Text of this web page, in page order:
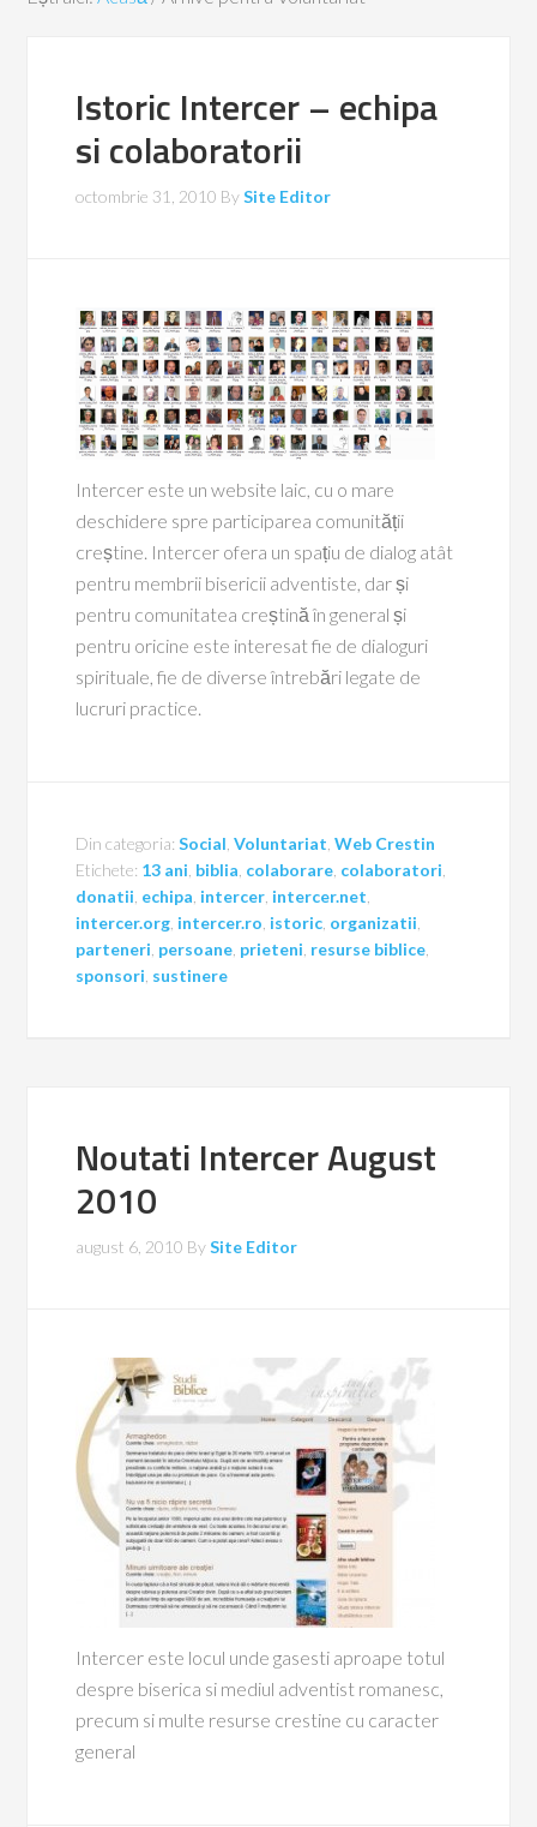
Istoric Intercer – echipa
si colaboratorii
octombrie 31, 2010 BySite Editor
Intercer este un website laic, cu o mare
deschidere spre participarea comunității
creștine. Intercer ofera un spațiu de dialog atât
pentru membrii bisericii adventiste, dar și
pentru comunitatea creștină în general și
pentru oricine este interesat fie de dialoguri
spirituale, fie de diverse întrebări legate de
lucruri practice.
Din categoria:Social ,Voluntariat ,Web Crestin
Etichete: 13 ani biblia colaborare colaboratori
donatii echipa intercer intercer.net
intercer.org intercer.ro istoric organizatii
parteneri persoane prieteni resurse biblice
sponsori sustinere
Noutati Intercer August
2010
august 6, 2010 BySite Editor
Intercer este locul unde gasesti aproape totul
despre biserica si mediul adventist romanesc,
precum si multe resurse crestine cu caracter
general